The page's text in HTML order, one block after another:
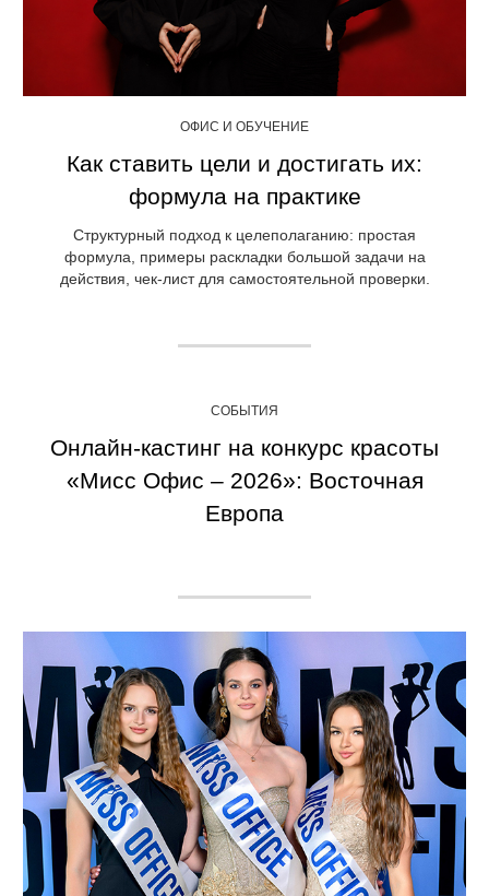
ОФИС И ОБУЧЕНИЕ
Как ставить цели и достигать их:
формула на практике
Структурный подход к целеполаганию: простая
формула, примеры раскладки большой задачи на
действия, чек-лист для самостоятельной проверки.
СОБЫТИЯ
Онлайн-кастинг на конкурс красоты
«Мисс Офис – 2026»: Восточная
Европа